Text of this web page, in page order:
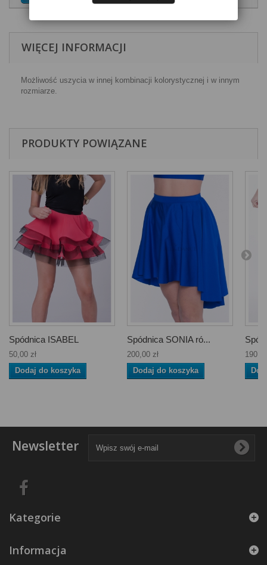
WIĘCEJ INFORMACJI
Możliwość uszycia w innej kombinacji kolorystycznej i w innym
rozmiarze.
PRODUKTY POWIĄZANE
Spódnica ISABEL
50,00 zł
Dodaj do koszyka
Spódnica SONIA ró...
200,00 zł
Dodaj do koszyka
Newsletter
Kategorie
Informacja